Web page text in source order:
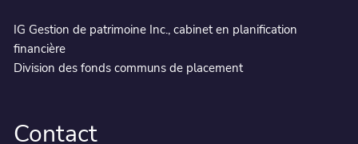
IG Gestion de patrimoine Inc., cabinet en planification
financière
Division des fonds communs de placement
Contact